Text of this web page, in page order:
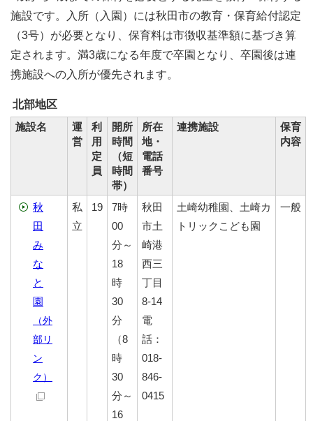
施設です。入所（入園）には秋田市の教育・保育給付認定
（3号）が必要となり、保育料は市徴収基準額に基づき算
定されます。満3歳になる年度で卒園となり、卒園後は連
携施設への入所が優先されます。
北部地区
施設名
運
営
利
用
定
員
開所
時間
（短
時間
帯）
所在
地・
電話
番号
連携施設
保育
内容
秋
田
み
な
と
園
（外
部リ
ン
ク）
私
立
19
7時
00
分～
18
時
30
分
（8
時
30
分～
16
秋田
市土
崎港
西三
丁目
8-14
電
話：
018-
846-
0415
土崎幼稚園、土崎カ
トリックこども園
一般